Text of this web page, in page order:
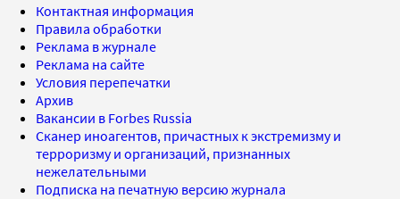
Контактная информация
Правила обработки
Реклама в журнале
Реклама на сайте
Условия перепечатки
Архив
Вакансии в Forbes Russia
Сканер иноагентов, причастных к экстремизму и
терроризму и организаций, признанных
нежелательными
Подписка на печатную версию журнала